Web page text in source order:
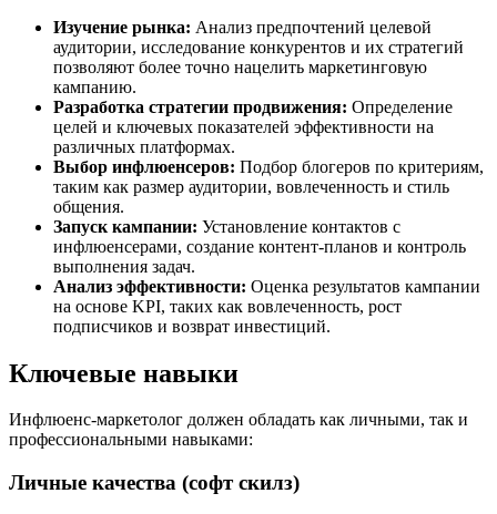
Изучение рынка: Анализ предпочтений целевой
аудитории, исследование конкурентов и их стратегий
позволяют более точно нацелить маркетинговую
кампанию.
Разработка стратегии продвижения: Определение
целей и ключевых показателей эффективности на
различных платформах.
Выбор инфлюенсеров: Подбор блогеров по критериям,
таким как размер аудитории, вовлеченность и стиль
общения.
Запуск кампании: Установление контактов с
инфлюенсерами, создание контент-планов и контроль
выполнения задач.
Анализ эффективности: Оценка результатов кампании
на основе KPI, таких как вовлеченность, рост
подписчиков и возврат инвестиций.
Ключевые навыки
Инфлюенс-маркетолог должен обладать как личными, так и
профессиональными навыками:
Личные качества (софт скилз)